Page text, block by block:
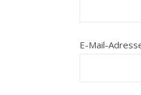
E-Mail-